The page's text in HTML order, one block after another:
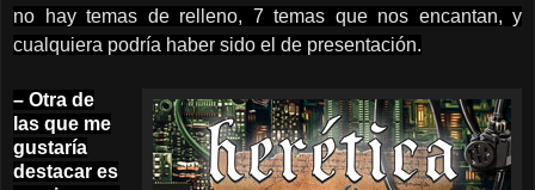
no hay temas de relleno, 7 temas que nos encantan, y
cualquiera podría haber sido el de presentación.
– Otra de
las que me
gustaría
destacar es